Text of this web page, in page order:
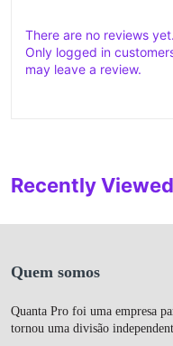
There are no reviews yet.
Only logged in
may leave a review.
Recently Viewed
Quem somos
Quanta Pro foi uma empresa
tornou uma divisão